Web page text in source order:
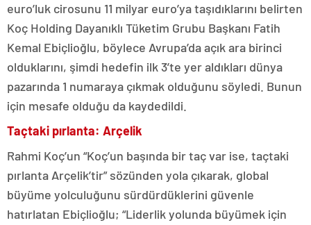
euro’luk cirosunu 11 milyar euro’ya taşıdıklarını belirten
Koç Holding Dayanıklı Tüketim Grubu Başkanı Fatih
Kemal Ebiçlioğlu, böylece Avrupa’da açık ara birinci
olduklarını, şimdi hedefin ilk 3’te yer aldıkları dünya
pazarında 1 numaraya çıkmak olduğunu söyledi. Bunun
için mesafe olduğu da kaydedildi.
Taçtaki pırlanta: Arçelik
Rahmi Koç’un “Koç’un başında bir taç var ise, taçtaki
pırlanta Arçelik’tir” sözünden yola çıkarak, global
büyüme yolculuğunu sürdürdüklerini güvenle
hatırlatan Ebiçlioğlu; “Liderlik yolunda büyümek için